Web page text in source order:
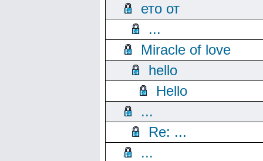
ето от
...
Miracle of love
hello
Hello
...
Re: ...
...